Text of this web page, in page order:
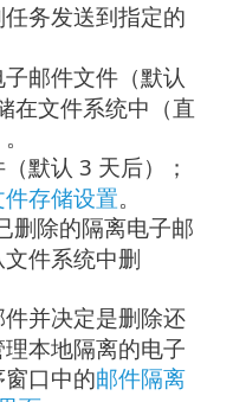
务发送到指定的
邮件文件（默认
在文件系统中（直
默认 3 天后）；
件存储设置。
删除的隔离电子邮
件系统中删
并决定是删除还
本地隔离的电子
口中的邮件隔离